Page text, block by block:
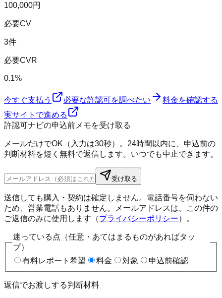
100,000円
必要CV
3件
必要CVR
0.1%
今すぐ支払う 必要な許認可を調べたい
料金を確認する
実サイトで進める
許認可ナビの申込前メモを受け取る
メールだけでOK（入力は30秒）。24時間以内に、申込前の
判断材料を短く無料で返信します。いつでも中止できます。
受け取る
送信しても購入・契約は確定しません。電話番号を伺わない
ため、営業電話もありません。メールアドレスは、この件の
ご返信のみに使用します（プライバシーポリシー）。
迷っている点（任意・あてはまるものがあればタッ
プ）
有料レポート希望
料金 対象 申込前確認
返信でお渡しする判断材料